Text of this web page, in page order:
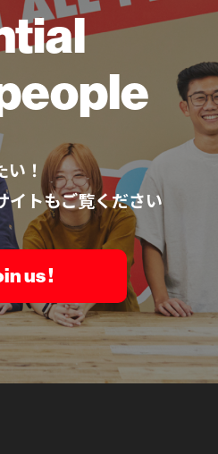
い！
イトもご覧ください
us !